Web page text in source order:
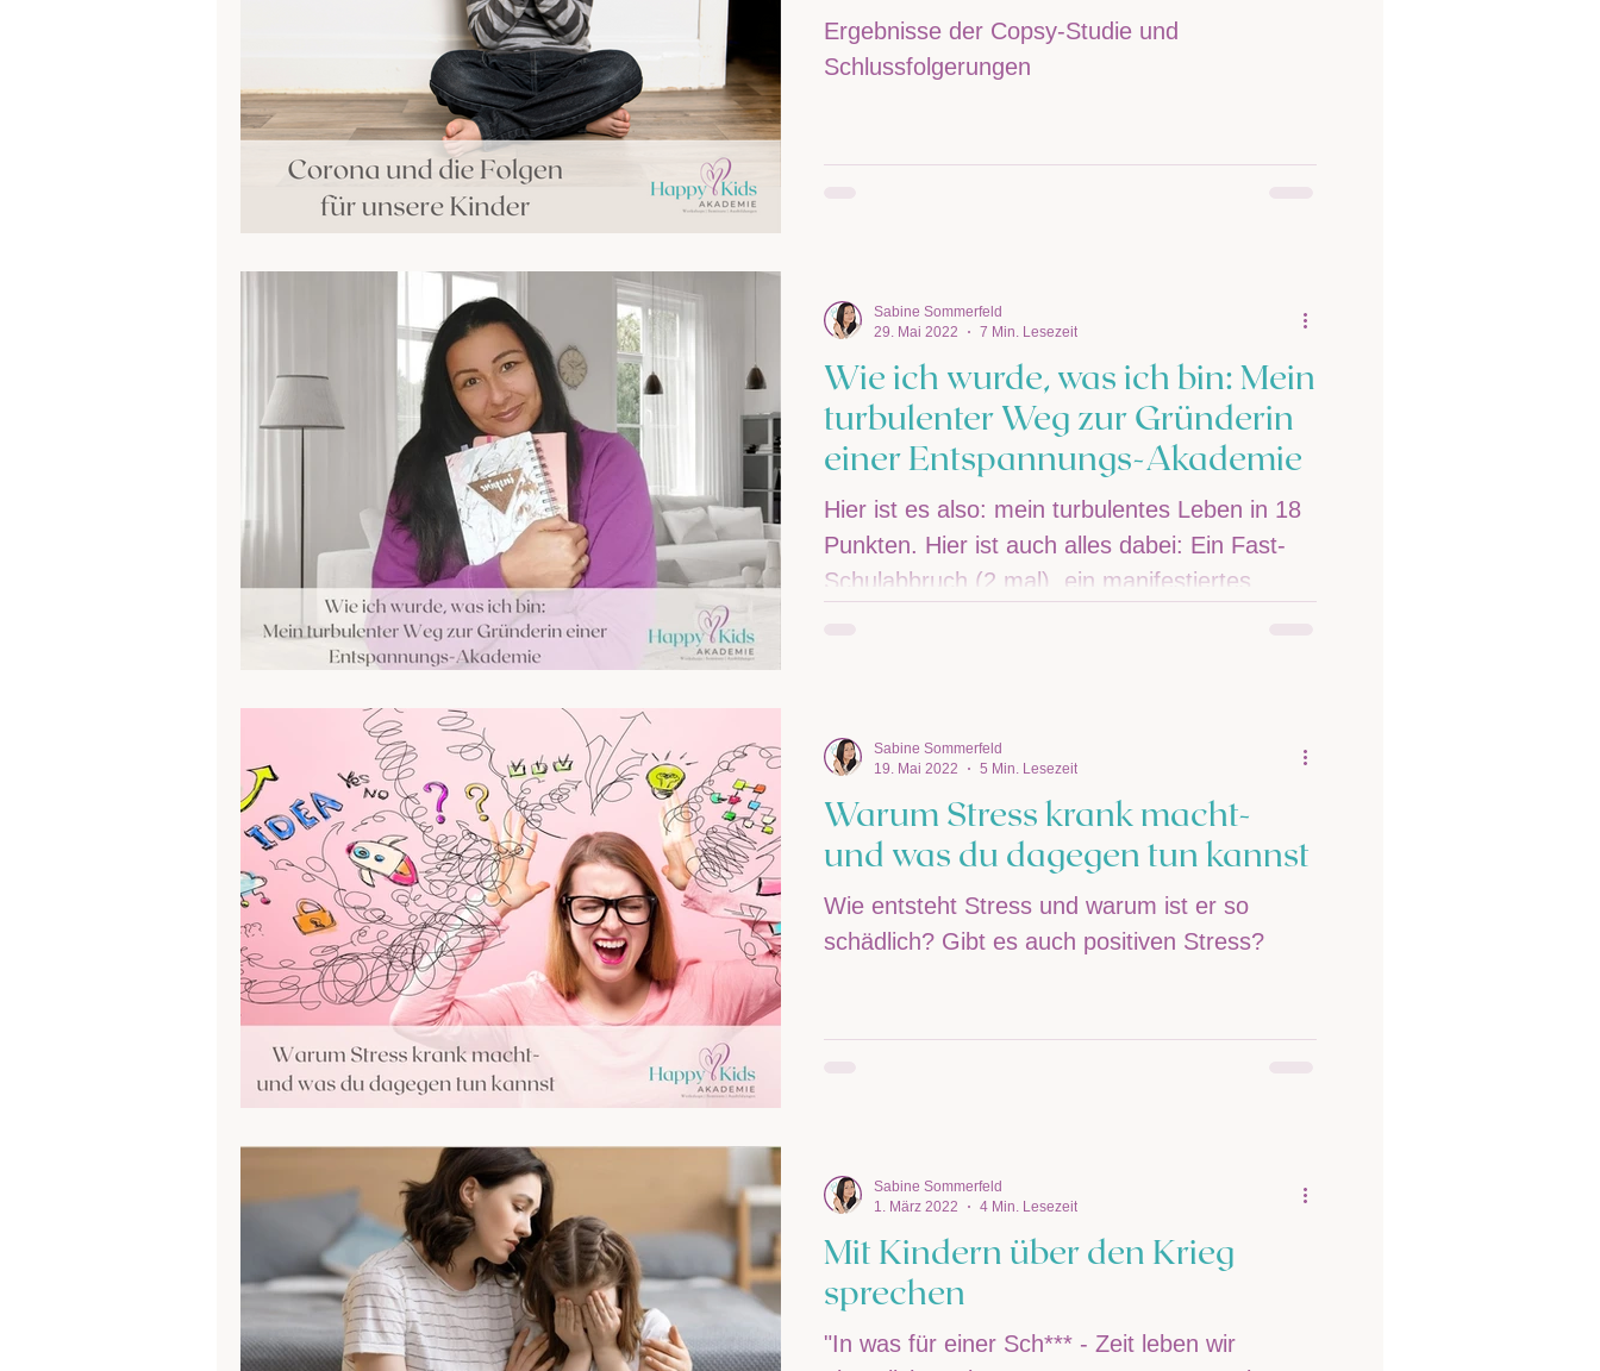
Ergebnisse der Copsy-Studie und
Schlussfolgerungen
Wie ich wurde, was ich bin: Mein
turbulenter Weg zur Gründerin
einer Entspannungs-Akademie
Hier ist es also: mein turbulentes Leben in 18
Punkten. Hier ist auch alles dabei: Ein Fast-
Schulabbruch (2 mal), ein manifestiertes...
Sabine Sommerfeld
29. Mai 2022
7 Min. Lesezeit
Warum Stress krank macht-
und was du dagegen tun kannst
Wie entsteht Stress und warum ist er so
schädlich? Gibt es auch positiven Stress?
Sabine Sommerfeld
19. Mai 2022
5 Min. Lesezeit
Mit Kindern über den Krieg
sprechen
"In was für einer Sch*** - Zeit leben wir
Sabine Sommerfeld
1. März 2022
4 Min. Lesezeit